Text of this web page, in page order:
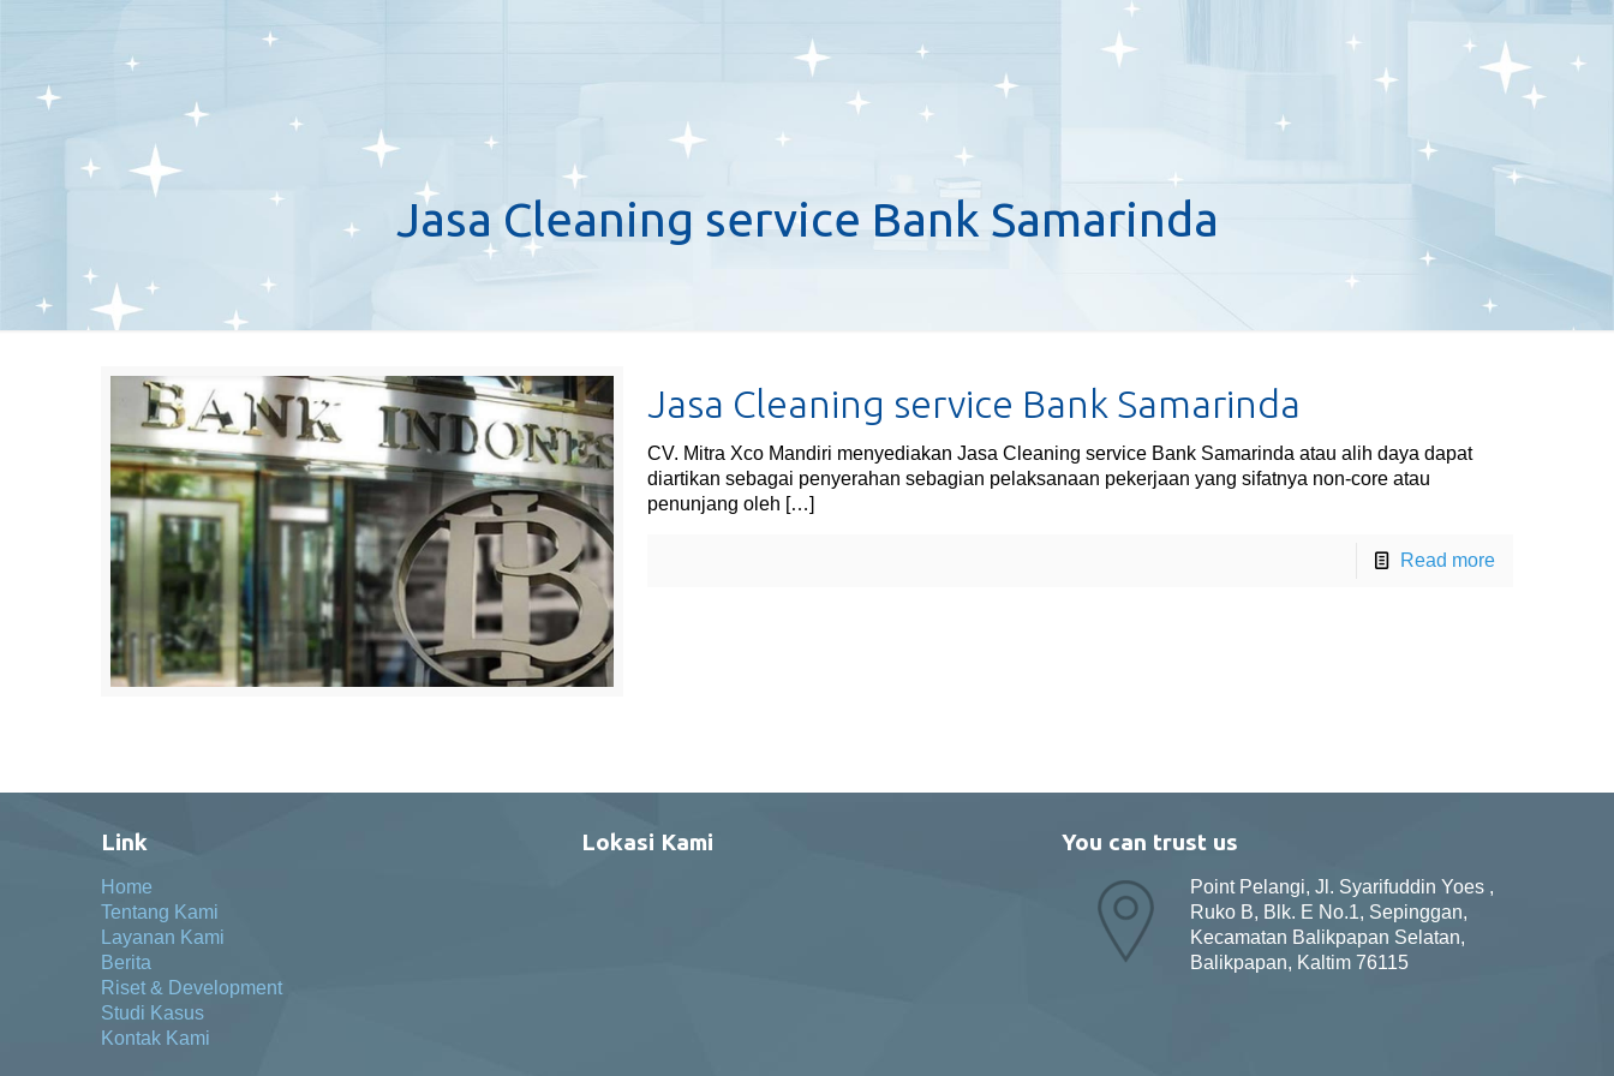
Jasa Cleaning service Bank Samarinda
Jasa Cleaning service Bank Samarinda
CV. Mitra Xco Mandiri menyediakan Jasa Cleaning service Bank Samarinda atau alih daya dapat
diartikan sebagai penyerahan sebagian pelaksanaan pekerjaan yang sifatnya non-core atau
penunjang oleh […]
Read more
Link
Home
Tentang Kami
Layanan Kami
Berita
Riset & Development
Studi Kasus
Kontak Kami
Lokasi Kami You can trust us
Point Pelangi, Jl. Syarifuddin Yoes ,
Ruko B, Blk. E No.1, Sepinggan,
Kecamatan Balikpapan Selatan,
Balikpapan, Kaltim 76115